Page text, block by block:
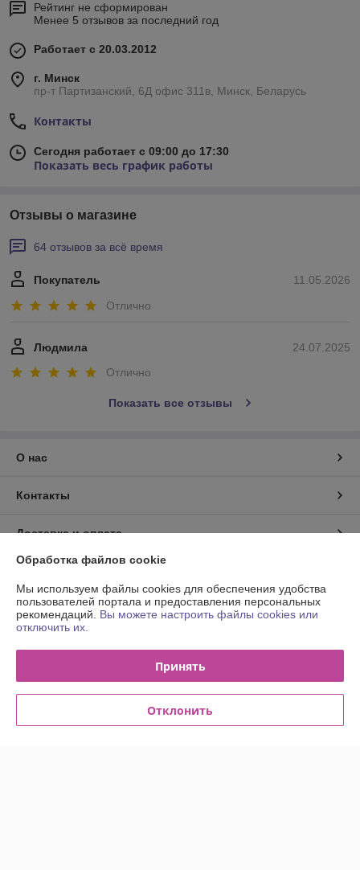
Рейтинг не сформирован
Менее 5 отзывов за последний год
Работает с 20.03.2012
г. Минск
пр-т Партизанский, 6Д офис 311в, Минск, Беларусь
Контакты
Сегодня работает с 09:00 до 17:30
Показать весь график работы
Отзывы о магазине
64 отзывов за всё время
11.05.2026
Покупатель
Отлично
24.07.2025
Людмила
Отлично
Показать все отзывы
О нас
Контакты
Доставка и оплата
Полная версия сайта
Сайт создан на платформе Deal.by
Обработка файлов cookie
Мы используем файлы cookies для обеспечения удобства
пользователей портала и предоставления персональных
рекомендаций. Вы можете настроить файлы cookies или
отключить их.
Принять
Отклонить